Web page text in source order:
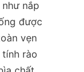
nắp
được
vẹn
rào